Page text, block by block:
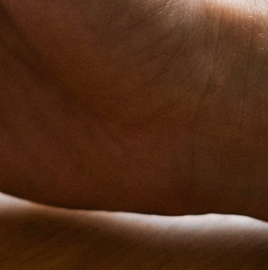
室内智能机器人实测实量